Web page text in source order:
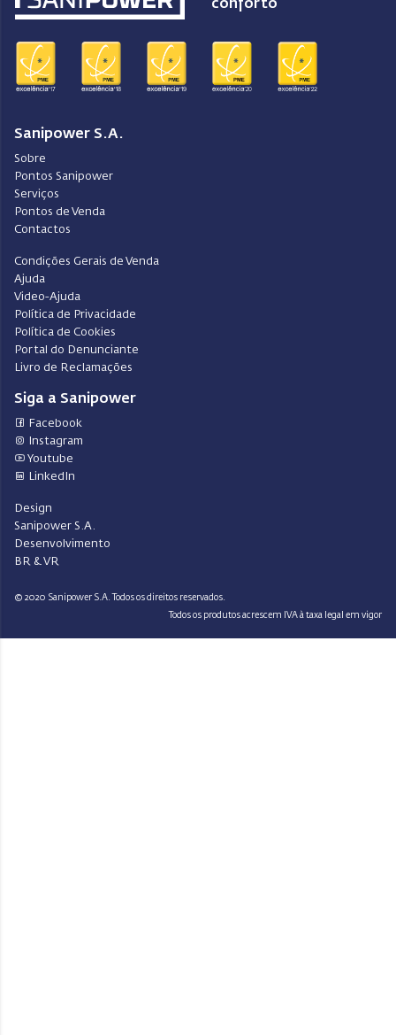
conforto
Sanipower S.A.
Sobre
Pontos Sanipower
Serviços
Pontos de Venda
Contactos
Condições Gerais de Venda
Ajuda
Video-Ajuda
Política de Privacidade
Política de Cookies
Portal do Denunciante
Livro de Reclamações
Siga a Sanipower
Facebook
Instagram
Youtube
LinkedIn
Design
Sanipower S.A.
Desenvolvimento
BR & VR
© 2020 Sanipower S.A. Todos os direitos reservados.
Todos os produtos acrescem IVA à taxa legal em vigor